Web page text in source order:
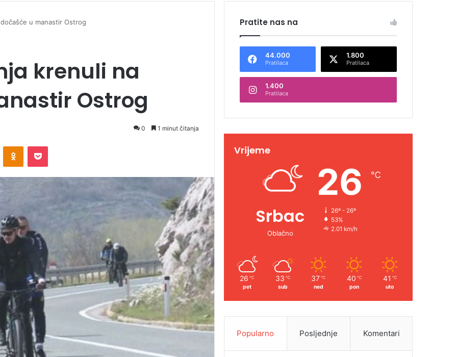
u manastir Ostrog
krenuli na
Ostrog
0 1 minut čitanja
Pratite nas na
44.000
Pratilaca
1.800
Pratilaca
1.400
Pratilaca
Vrijeme
Srbac
Oblačno
26 ℃
26º - 26º
53%
2.01 km/h
26 ℃
pet
33 ℃
sub
37 ℃
ned
40 ℃
pon
41 ℃
uto
Popularno Posljednje Komentari